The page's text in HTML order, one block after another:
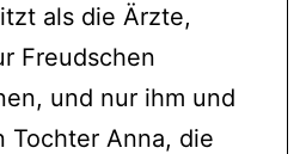
als die Ärzte,
Freudschen
und nur ihm und
Tochter Anna, die